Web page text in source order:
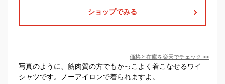
ショップでみる
価格と在庫を楽天でチェック >>
写真のように、筋肉質の方でもかっこよく着こなせるワイ
シャツです。ノーアイロンで着られますよ。